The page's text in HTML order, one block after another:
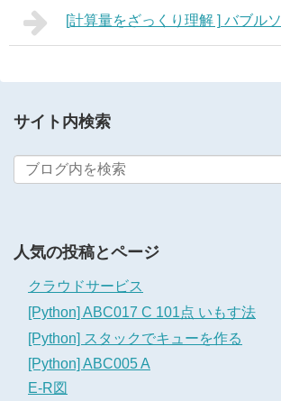
[計算量をざっくり理解 ] バブル
サイト内検索
人気の投稿とページ
クラウドサービス
[Python] ABC017 C 101点 いもす法
[Python] スタックでキューを作る
[Python] ABC005 A
E-R図